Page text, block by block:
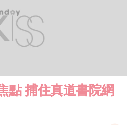
點 捕住真道書院網